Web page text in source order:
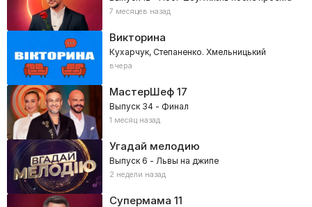
7 месяцев назад
Викторина
Кухарчук, Степаненко. Хмельницький
вчера
МастерШеф17
Выпуск 34 - Финал
1 месяц назад
Угадай мелодию
Выпуск 6 - Львы на джипе
2 недели назад
Супермама 11